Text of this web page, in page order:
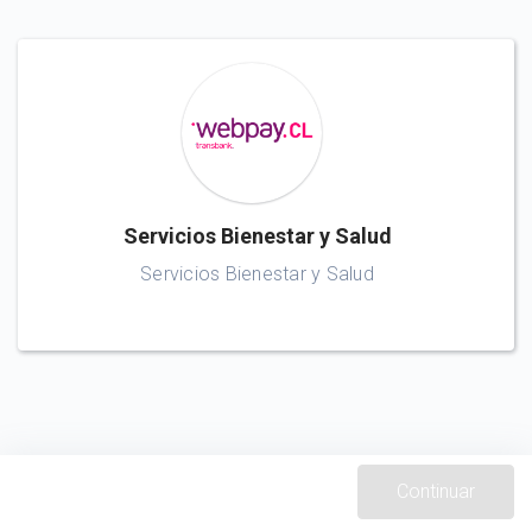
Servicios Bienestar y Salud
Servicios Bienestar y Salud
Continuar